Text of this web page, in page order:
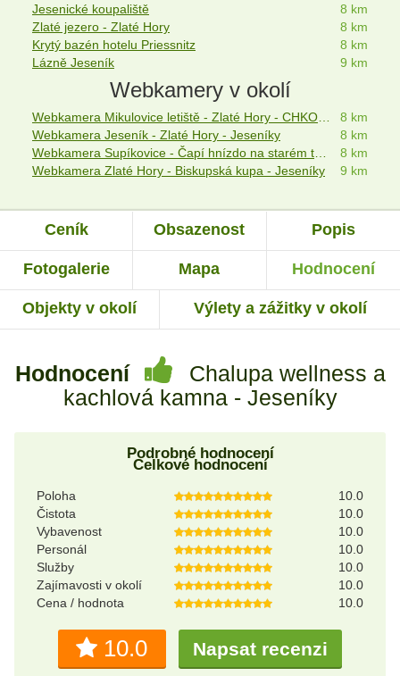
Jesenické koupaliště
8 km
Zlaté jezero - Zlaté Hory
8 km
Krytý bazén hotelu Priessnitz
8 km
Lázně Jeseník
9 km
Webkamery v okolí
8 km
Webkamera Jeseník - Zlaté Hory - Jeseníky
8 km
8 km
Webkamera Zlaté Hory - Biskupská kupa - Jeseníky
9 km
Ceník Obsazenost Popis
Fotogalerie Mapa Hodnocení
Objekty v okolí Výlety a zážitky v okolí
Hodnocení
Chalupa wellness a
kachlová kamna - Jeseníky
Podrobné hodnocení
Celkové hodnocení
Poloha
10.0
Čistota
10.0
Vybavenost
10.0
Personál
10.0
Služby
10.0
Zajímavosti v okolí
10.0
Cena / hodnota
10.0
10.0 Napsat recenzi